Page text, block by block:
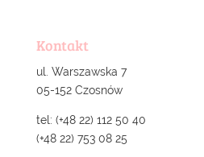
Kontakt
ul. Warszawska 7
05-152 Czosnów
tel: (+48 22) 112 50 40
(+48 22) 753 08 25